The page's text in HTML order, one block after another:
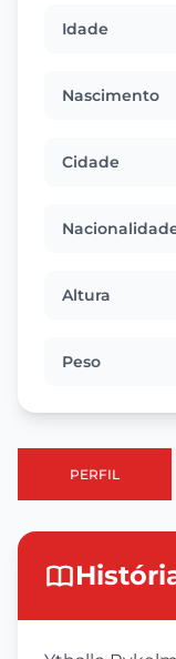
Idade
Nascimento
Cidade
Altura
Peso
PERFIL